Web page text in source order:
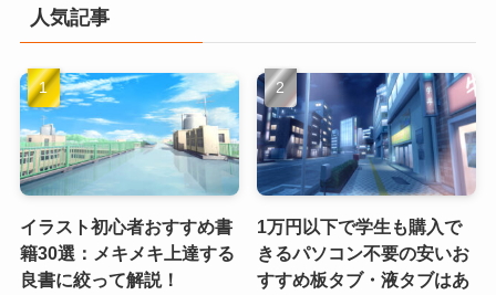
人気記事
イラスト初心者おすすめ書
籍30選：メキメキ上達する
良書に絞って解説！
1万円以下で学生も購入で
きるパソコン不要の安いお
すすめ板タブ・液タブはあ